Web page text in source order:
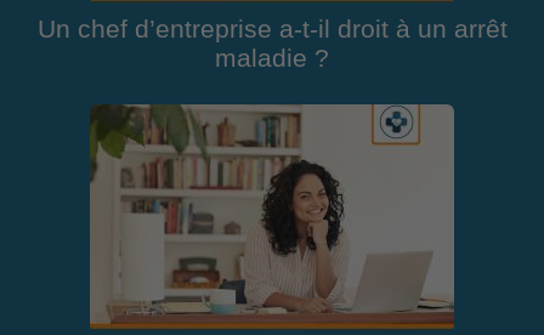
Un chef d’entreprise a-t-il droit à un arrêt
maladie ?